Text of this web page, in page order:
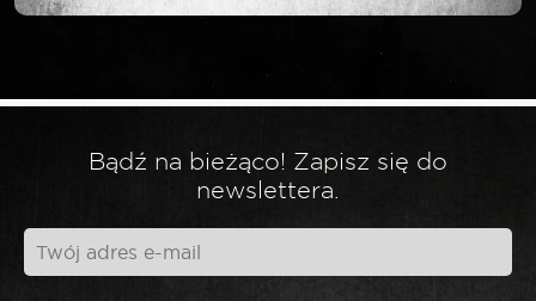
Wymagane pola są oznaczone*
Twoja ocena*
Twoja opinia *
Bądź na bieżąco! Zapisz się do
newslettera.